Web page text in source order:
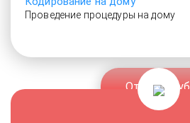
Проведение процедуры на дому
От 2500 руб.